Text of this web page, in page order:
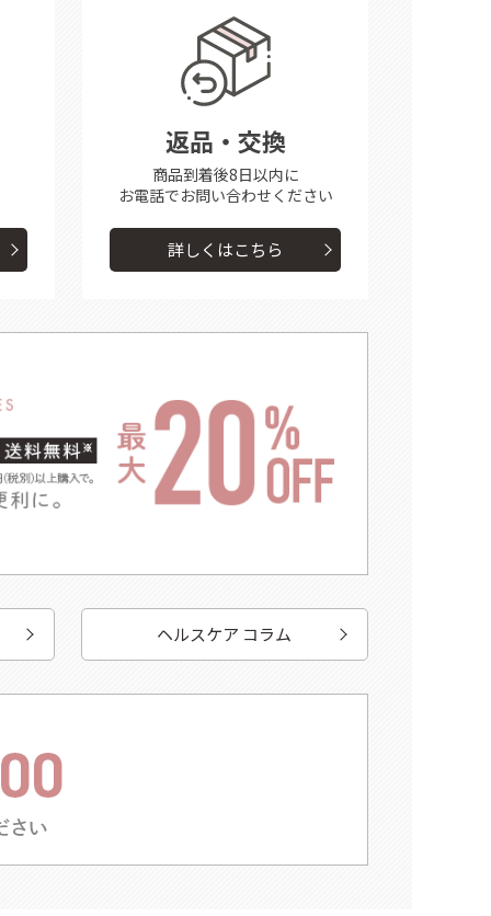
返品・交換
商品到着後8日以内に
お電話でお問い合わせください
詳しくはこちら
ヘルスケア コラム